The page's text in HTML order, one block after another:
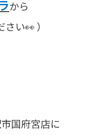
から
い👀 ）
国府宮店に